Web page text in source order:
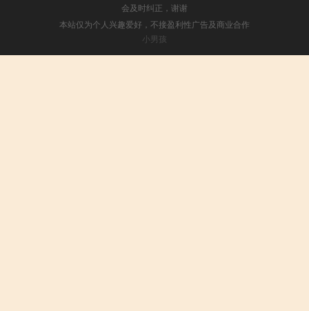
会及时纠正，谢谢
本站仅为个人兴趣爱好，不接盈利性广告及商业合作
小男孩